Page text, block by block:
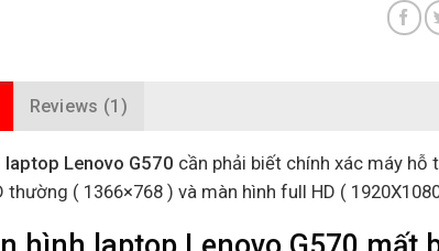
Reviews (1)
laptop Lenovo G570 cần phải biết chính xác máy hỗ
thường ( 1366×768 ) và màn hình full HD (